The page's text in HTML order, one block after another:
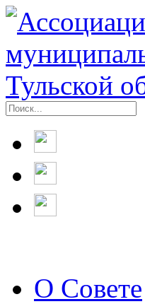
О Совете